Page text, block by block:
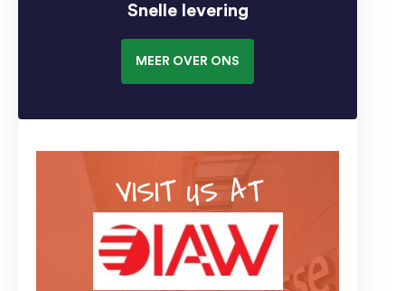
Snelle levering
MEER OVER ONS
VISIT US AT